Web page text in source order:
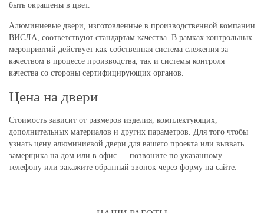
быть окрашены в цвет.
Алюминиевые двери, изготовленные в производственной компании
ВИСЛА, соответствуют стандартам качества. В рамках контрольных
мероприятий действует как собственная система слежения за
качеством в процессе производства, так и системы контроля
качества со стороны сертифицирующих органов.
Цена на двери
Стоимость зависит от размеров изделия, комплектующих,
дополнительных материалов и других параметров. Для того чтобы
узнать цену алюминиевой двери для вашего проекта или вызвать
замерщика на дом или в офис — позвоните по указанному
телефону или закажите обратный звонок через форму на сайте.